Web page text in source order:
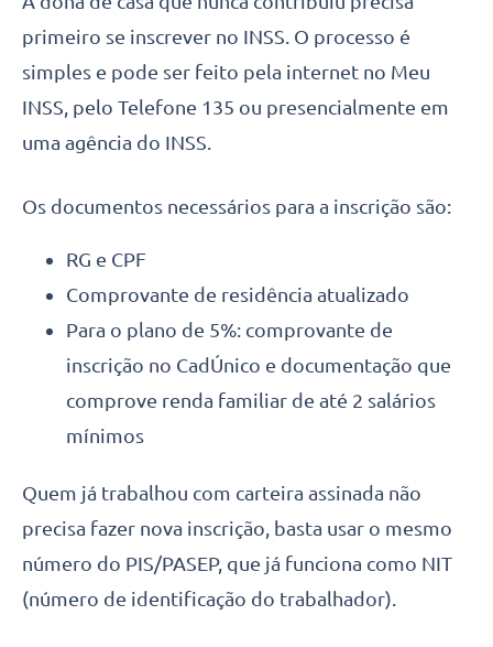
primeiro se inscrever no INSS. O processo é
simples e pode ser feito pela internet no Meu
INSS, pelo Telefone 135 ou presencialmente em
uma agência do INSS.
Os documentos necessários para a inscrição são:
RG e CPF
Comprovante de residência atualizado
Para o plano de 5%: comprovante de
inscrição no CadÚnico e documentação que
comprove renda familiar de até 2 salários
mínimos
Quem já trabalhou com carteira assinada não
precisa fazer nova inscrição, basta usar o mesmo
número do PIS/PASEP, que já funciona como NIT
(número de identificação do trabalhador).